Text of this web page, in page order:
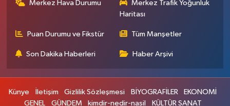
Merkez Hava Durumu
Merkez Trafik Yoğunluk
Haritası
Puan Durumu ve Fikstür Tüm Manşetler
Son Dakika Haberleri Haber Arşivi
Künye İletişim Gizlilik Sözleşmesi BİYOGRAFİLER
EKONOMİ
GENEL
GÜNDEM kimdir-nedir-nasil KÜLTÜR SANAT